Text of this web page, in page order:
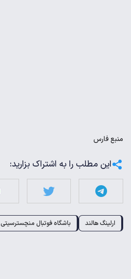
منبعفارس
این مطلب را به اشتراک بزارید:
ارلینگ هالند باشگاه فوتبال منچسترسیتی